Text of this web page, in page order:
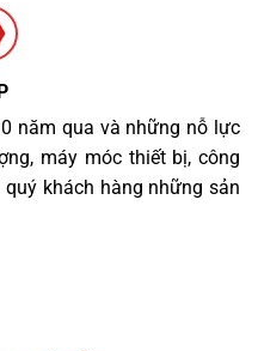
năm qua và những nỗ lực
máy móc thiết bị, công
khách hàng những sản